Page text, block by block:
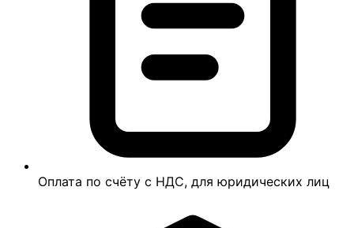
Оплата по счёту с НДС, для юридических лиц